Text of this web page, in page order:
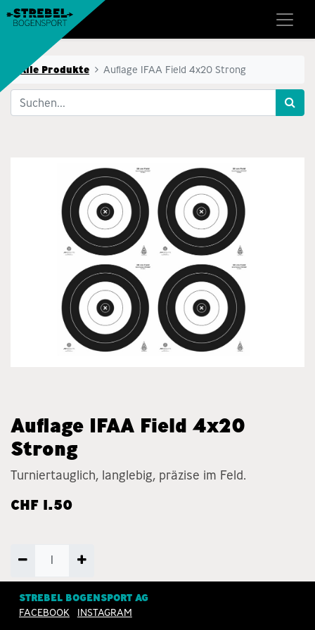
Alle Produkte Auflage IFAA Field 4x20 Strong
Auflage IFAA Field 4x20
Strong
Turniertauglich, langlebig, präzise im Feld.
CHF 1.50
ZUM WARENKORB
HINZUFÜGEN
STREBEL BOGENSPORT AG
FACEBOOK
INSTAGRAM